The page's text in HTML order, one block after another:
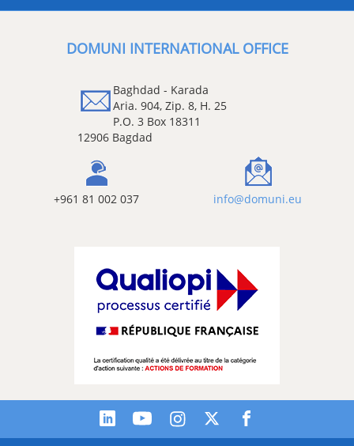
DOMUNI INTERNATIONAL
Baghdad - Karada
Aria. 904, Zip. 8, H. 25
P.O. 3 Box 18311
+961 81 002 037